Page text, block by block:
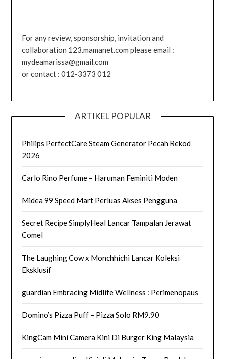
For any review, sponsorship, invitation and
collaboration 123.mamanet.com please email :
mydeamarissa@gmail.com
or contact : 012-3373 012
ARTIKEL POPULAR
Philips PerfectCare Steam Generator Pecah Rekod
2026
Carlo Rino Perfume – Haruman Feminiti Moden
Midea 99 Speed Mart Perluas Akses Pengguna
Secret Recipe SimplyHeal Lancar Tampalan Jerawat
Comel
The Laughing Cow x Monchhichi Lancar Koleksi
Eksklusif
guardian Embracing Midlife Wellness : Perimenopaus
Domino’s Pizza Puff – Pizza Solo RM9.90
KingCam Mini Camera Kini Di Burger King Malaysia